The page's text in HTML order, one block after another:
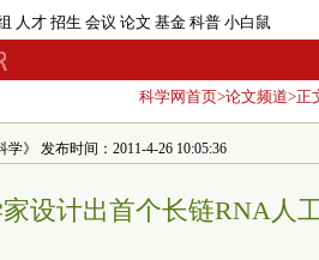
人才 招生 会议 论文 基金 科普 小白鼠
科学网首页>论文频道>正
》 发布时间：2011-4-26 10:05:36
设计出首个长链RNA人